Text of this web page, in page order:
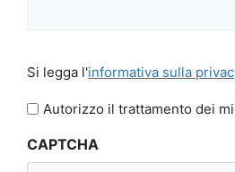
legga
l'informativa
privacy
Si legga l'informativa sulla
Autorizzo il trattamento dei
CAPTCHA